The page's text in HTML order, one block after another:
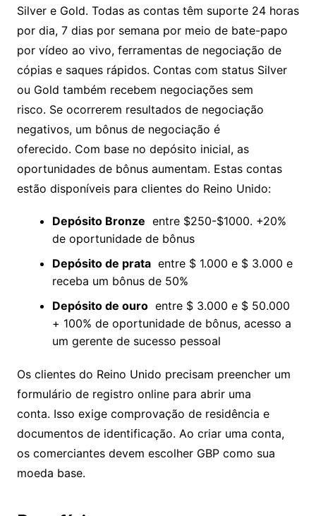
Tipos de contas
A Videforex tem três opções de conta: Bronze,
Silver e Gold. Todas as contas têm suporte 24
horas por dia, 7 dias por semana por meio de
bate-papo por vídeo ao vivo, ferramentas de
negociação de cópias e saques rápidos. Contas
com status Silver ou Gold também recebem
negociações sem risco. Se ocorrerem resultados
de negociação negativos, um bônus de
negociação é oferecido. Com base no depósito
inicial, as oportunidades de bônus
aumentam. Estas contas estão disponíveis para
clientes do Reino Unido:
Depósito Bronzeentre $250-$1000. +20%
de oportunidade de bônus
e receba um bônus de 50%
Depósito de ouroentre $ 3.000 e $
50.000 + 100% de oportunidade de bônus,
acesso a um gerente de sucesso pessoal